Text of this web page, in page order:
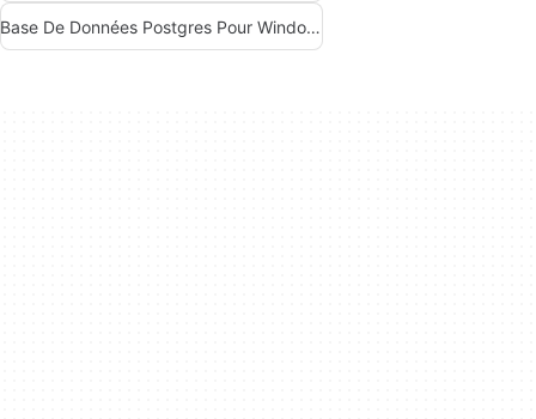
Base De Données Postgres Pour Windows